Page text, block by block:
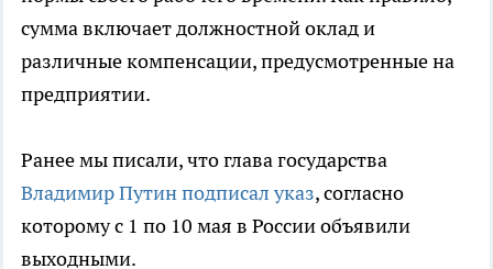
сумма включает должностной оклад и
различные компенсации, предусмотренные на
предприятии.
Ранее мы писали, что глава государства
Владимир Путин подписал указ, согласно
которому с 1 по 10 мая в России объявили
выходными.